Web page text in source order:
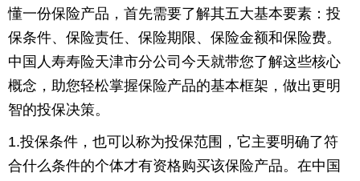
地
产
汽
车
教
育
健
懂一份保险产品，首先需要了解其五大基本要素：投
保条件、保险责任、保险期限、保险金额和保险费。
中国人寿寿险天津市分公司今天就带您了解这些核心
概念，助您轻松掌握保险产品的基本框架，做出更明
智的投保决策。
1.投保条件，也可以称为投保范围，它主要明确了符
合什么条件的个体才有资格购买该保险产品。在中国